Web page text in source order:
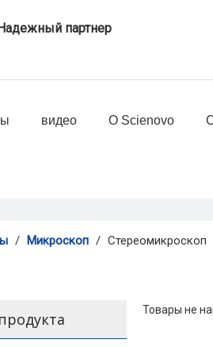
партнер
видео О Scienovo
/ Микроскоп / Стереомикроскоп
Товары не